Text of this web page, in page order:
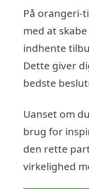
På orangeri-
med at
indhente
Dette giver
bedste
Uanset om
brug for
den rette
virkelighed